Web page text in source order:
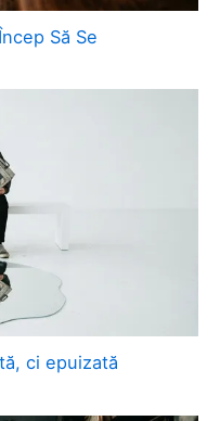
Să Se
ci epuizată